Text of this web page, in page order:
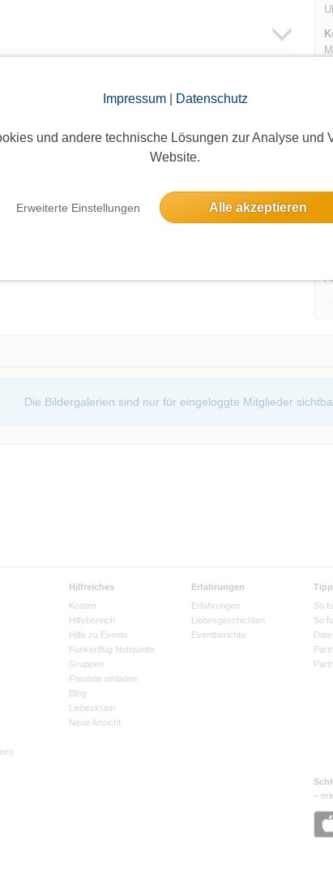
Impressum| Datenschutz
und andere technische Lösungen zur Analyse und
Website.
Erweiterte Einstellungen Alle akzeptieren
Mitglieder sichtbar. Log dich ein oder melde dich
Teilnehmer zu sehen!
Die Bildergalerien sind nur für eingeloggte Mitglieder
Hilfreiches
Kosten
Hilfebereich
Hilfe zu Events
Funkenflug Netiquette
Gruppen
Freunde einladen
Blog
Liebeskram
Neue Ansicht
Erfahrungen
Erfahrungen
Liebesgeschichten
Eventberichte
So
So
–